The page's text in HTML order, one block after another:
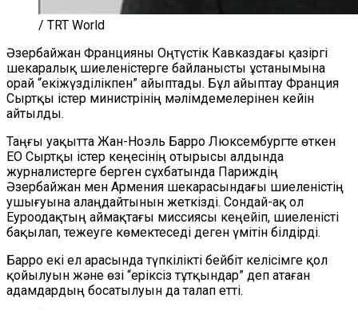
/ TRT World
Әзербайжан Францияны Оңтүстік Кавказдағы қазіргі
шекаралық шиеленістерге байланысты ұстанымына
орай “екіжүзділікпен” айыптады. Бұл айыптау Франция
Сыртқы істер министрінің мәлімдемелерінен кейін
айтылды.
Таңғы уақытта Жан-Ноэль Барро Люксембургте өткен
ЕО Сыртқы істер кеңесінің отырысы алдында
журналистерге берген сұхбатында Париждің
Әзербайжан мен Армения шекарасындағы шиеленістің
ушығуына алаңдайтынын жеткізді. Сондай-ақ ол
Еуроодақтың аймақтағы миссиясы кеңейіп, шиеленісті
бақылап, тежеуге көмектеседі деген үмітін білдірді.
Барро екі ел арасында түпкілікті бейбіт келісімге қол
қойылуын және өзі “еріксіз тұтқындар” деп атаған
адамдардың босатылуын да талап етті.